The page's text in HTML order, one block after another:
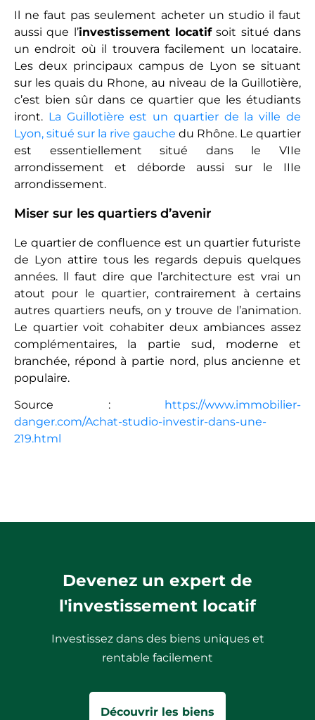
Il ne faut pas seulement acheter un studio il faut
aussi que l’investissement locatifsoit situé dans
un endroit où il trouvera facilement un locataire.
Les deux principaux campus de Lyon se situant
sur les quais du Rhone, au niveau de la Guillotière,
c’est bien sûr dans ce quartier que les étudiants
iront. La Guillotière est un quartier de la ville de
Lyon, situé sur la rive gauche du Rhône. Le quartier
est essentiellement situé dans le VIIe
arrondissement et déborde aussi sur le IIIe
arrondissement.
Miser sur les quartiers d’avenir
Le quartier de confluence est un quartier futuriste
de Lyon attire tous les regards depuis quelques
années. ll faut dire que l’architecture est vrai un
atout pour le quartier, contrairement à certains
autres quartiers neufs, on y trouve de l’animation.
Le quartier voit cohabiter deux ambiances assez
complémentaires, la partie sud, moderne et
branchée, répond à partie nord, plus ancienne et
populaire.
Source : https://www.immobilier-
danger.com/Achat-studio-investir-dans-une-
219.html
Devenez un expert de
l'investissement locatif
Investissez dans des biens uniques et
rentable facilement
Découvrir les biens